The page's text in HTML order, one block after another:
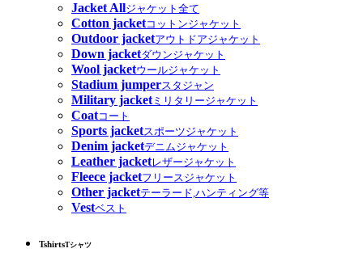
Jacket Allジャケット全て
Cotton jacketコットンジャケット
Outdoor jacketアウトドアジャケット
Down jacketダウンジャケット
Wool jacketウールジャケット
Stadium jumperスタジャン
Military jacketミリタリージャケット
Coatコート
Sports jacketスポーツジャケット
Denim jacketデニムジャケット
Leather jacketレザージャケット
Fleece jacketフリースジャケット
Other jacketテーラード,ハンティング等
Vestベスト
TshirtsTシャツ